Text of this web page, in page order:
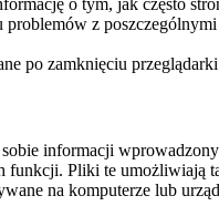
z
po zamknięciu
informacji
Pliki te
na komputerze lub